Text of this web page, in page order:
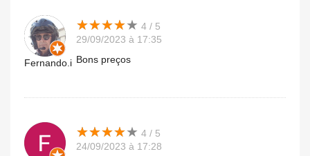
Fernando.i
★★★★★
★★★★★ 4 / 5
29/09/2023 à 17:35
Bons preços
★★★★★
★★★★★ 4 / 5
24/09/2023 à 17:28